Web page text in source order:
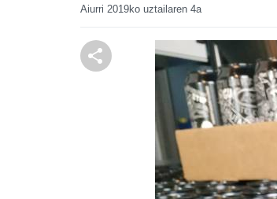
Aiurri 2019ko uztailaren 4a